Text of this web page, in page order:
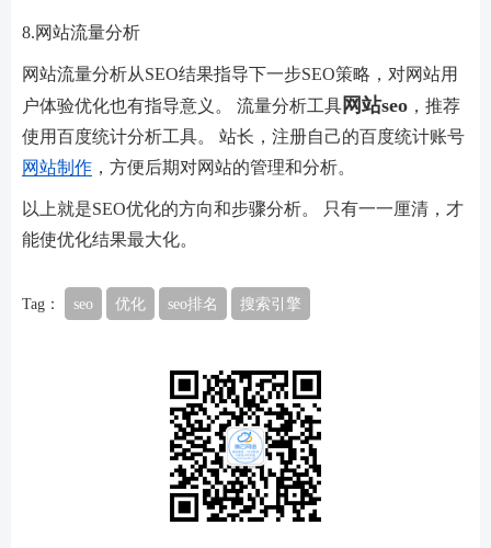
8.网站流量分析
网站流量分析从SEO结果指导下一步SEO策略，对网站用
户体验优化也有指导意义。 流量分析工具网站seo ，推荐
使用百度统计分析工具。 站长，注册自己的百度统计账号
网站制作 ，方便后期对网站的管理和分析。
以上就是SEO优化的方向和步骤分析。 只有一一厘清，才
能使优化结果最大化。
Tag： seo 优化 seo排名 搜索引擎